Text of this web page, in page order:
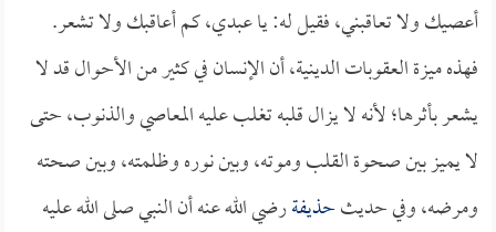
أعصيك ولا تعاقبني، فقيل له: يا عبدي، كم أعاقبك ولا تشعر.
فهذه ميزة العقوبات الدينية، أن الإنسان في كثير من الأحوال قد لا
يشعر بأثرها؛ لأنه لا يزال قلبه تغلب عليه المعاصي والذنوب، حتى
لا يميز بين صحوة القلب وموته، وبين نوره وظلمته، وبين صحته
ومرضه، وفي حديثحذيفةرضي الله عنه أن النبي صلى الله عليه